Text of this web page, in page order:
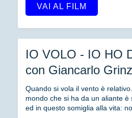
VAI AL FILM
IO VOLO - IO HO
con Giancarlo
Quando si vola il vento è
mondo che si ha da un aliante è
ed in questo somiglia alla vita: